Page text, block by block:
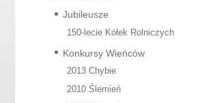
Jubileusze
150-lecie Kółek Rolniczych
Konkursy Wieńców
2013 Chybie
2010 Ślemień